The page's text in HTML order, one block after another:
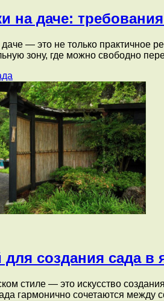
на даче:
— это не только практичное
зону, где можно свободно
для создания сада в
стиле — это искусство
гармонично сочетаются между